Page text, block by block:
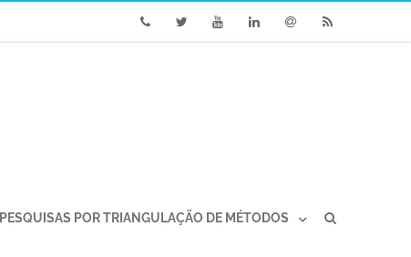
PESQUISAS POR TRIANGULAÇÃO DE MÉTODOS